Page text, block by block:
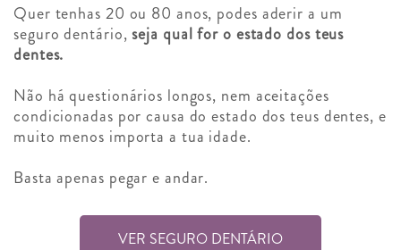
Quer tenhas 20 ou 80 anos, podes aderir a um
seguro dentário,seja qual for o estado dos teus
dentes.
Não há questionários longos, nem aceitações
condicionadas por causa do estado dos teus dentes, e
muito menos importa a tua idade.
Basta apenas pegar e andar.
VER SEGURO DENTÁRIO